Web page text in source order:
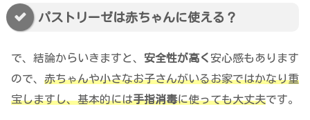
パストリーゼは赤ちゃんに使える？
で、結論からいきますと、 安全性が高く 安心感もあります
ので、 赤ちゃんや小さなお子さんがいるお家ではかなり重
宝しますし、基本的には手指消毒に使っても大丈夫です。